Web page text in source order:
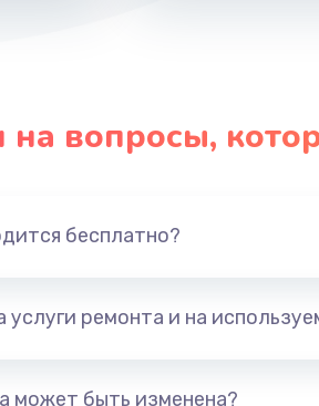
вопросы,
бесплатно?
услуги ремонта и на
может быть изменена?